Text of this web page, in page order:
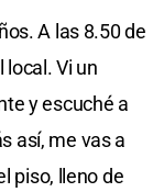
A las 8.50 de
local. Vi un
y escuché a
así, me vas a
piso, lleno de